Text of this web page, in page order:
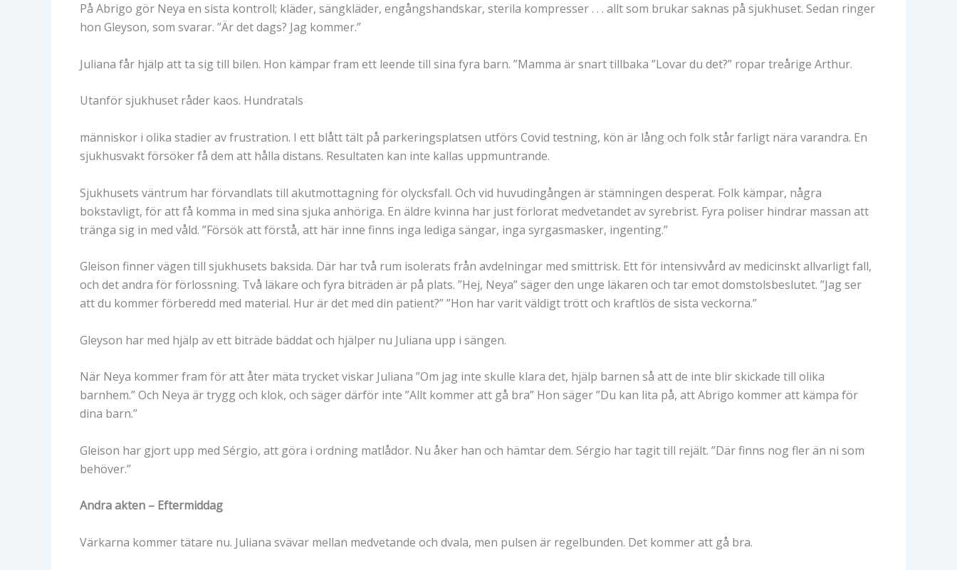
På Abrigo gör Neya en sista kontroll; kläder, sängkläder, engångshandskar, sterila kompresser . . . allt som brukar saknas på sjukhuset. Sedan ringer
hon Gleyson, som svarar. ”Är det dags? Jag kommer.”
Juliana får hjälp att ta sig till bilen. Hon kämpar fram ett leende till sina fyra barn. ”Mamma är snart tillbaka ”Lovar du det?” ropar treårige Arthur.
Utanför sjukhuset råder kaos. Hundratals
människor i olika stadier av frustration. I ett blått tält på parkeringsplatsen utförs Covid testning, kön är lång och folk står farligt nära varandra. En
sjukhusvakt försöker få dem att hålla distans. Resultaten kan inte kallas uppmuntrande.
Sjukhusets väntrum har förvandlats till akutmottagning för olycksfall. Och vid huvudingången är stämningen desperat. Folk kämpar, några
bokstavligt, för att få komma in med sina sjuka anhöriga. En äldre kvinna har just förlorat medvetandet av syrebrist. Fyra poliser hindrar massan att
tränga sig in med våld. ”Försök att förstå, att här inne finns inga lediga sängar, inga syrgasmasker, ingenting.”
Gleison finner vägen till sjukhusets baksida. Där har två rum isolerats från avdelningar med smittrisk. Ett för intensivvård av medicinskt allvarligt fall,
och det andra för förlossning. Två läkare och fyra biträden är på plats. ”Hej, Neya” säger den unge läkaren och tar emot domstolsbeslutet. ”Jag ser
att du kommer förberedd med material. Hur är det med din patient?” ”Hon har varit väldigt trött och kraftlös de sista veckorna.”
Gleyson har med hjälp av ett biträde bäddat och hjälper nu Juliana upp i sängen.
När Neya kommer fram för att åter mäta trycket viskar Juliana ”Om jag inte skulle klara det, hjälp barnen så att de inte blir skickade till olika
barnhem.” Och Neya är trygg och klok, och säger därför inte ”Allt kommer att gå bra” Hon säger ”Du kan lita på, att Abrigo kommer att kämpa för
dina barn.”
Gleison har gjort upp med Sérgio, att göra i ordning matlådor. Nu åker han och hämtar dem. Sérgio har tagit till rejält. ”Där finns nog fler än ni som
behöver.”
Andra akten – Eftermiddag
Värkarna kommer tätare nu. Juliana svävar mellan medvetande och dvala, men pulsen är regelbunden. Det kommer att gå bra.